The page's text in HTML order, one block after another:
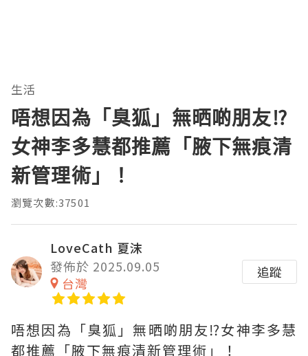
生活
唔想因為「臭狐」無晒啲朋友⁉
女神李多慧都推薦「腋下無痕清
新管理術」！
瀏覽次數:37501
LoveCath 夏沫
發佈於 2025.09.05
台灣
追蹤
唔想因為「臭狐」無晒啲朋友⁉女神李多慧
都推薦「腋下無痕清新管理術」！